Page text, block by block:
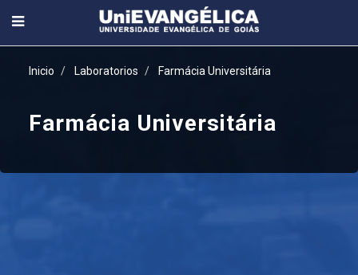
Inicio Laboratorios Farmácia Universitária
Farmácia Universitária